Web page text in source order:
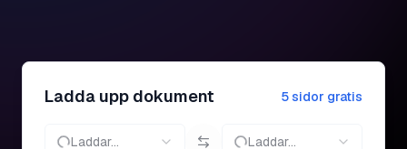
Ladda upp dokument 5 sidor gratis
Laddar... Laddar...